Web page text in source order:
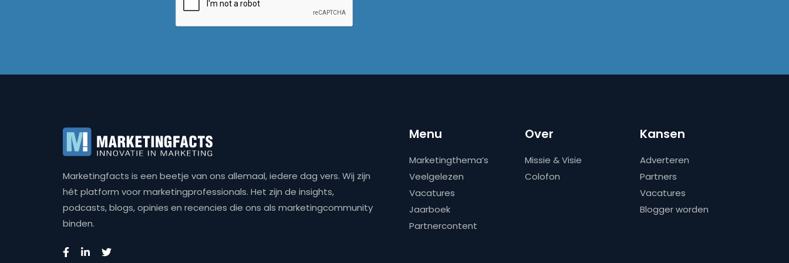
Marketingfacts is een beetje van ons allemaal, iedere dag vers. Wij zijn
hét platform voor marketingprofessionals. Het zijn de insights,
podcasts, blogs, opinies en recencies die ons als marketingcommunity
binden.
Menu
Marketingthema’s
Veelgelezen
Vacatures
Jaarboek
Partnercontent
Over
Missie & Visie
Colofon
Kansen
Adverteren
Partners
Vacatures
Blogger worden